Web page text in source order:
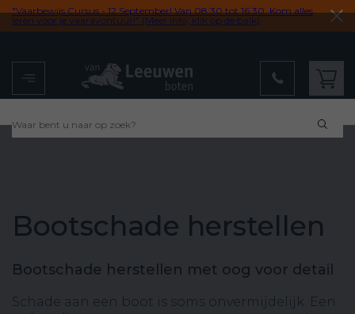
"Vaarbewijs Cursus - 12 September! Van 08:30 tot 16:30. Kom alles
leren voor je vaaravontuur!" (Meer info, klik op de balk)
Menu
Bootschade herstellen
Bootschade herstellen met oog voor detail
Schade aan een boot is soms onvermijdelijk. Een